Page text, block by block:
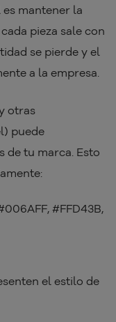
mantener la
cada pieza sale con
se pierde y el
a la empresa.
otras
puede
de tu marca. Esto
#FFD43B,
el estilo de